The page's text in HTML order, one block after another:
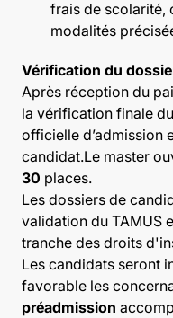
frais de scolarité,
modalités
Vérification du
Après réception du
la vérification finale
officielle d’admission
candidat.Le master
30 places.
Les dossiers de
validation du TAMUS
tranche des droits
Les candidats seront
favorable les
préadmission